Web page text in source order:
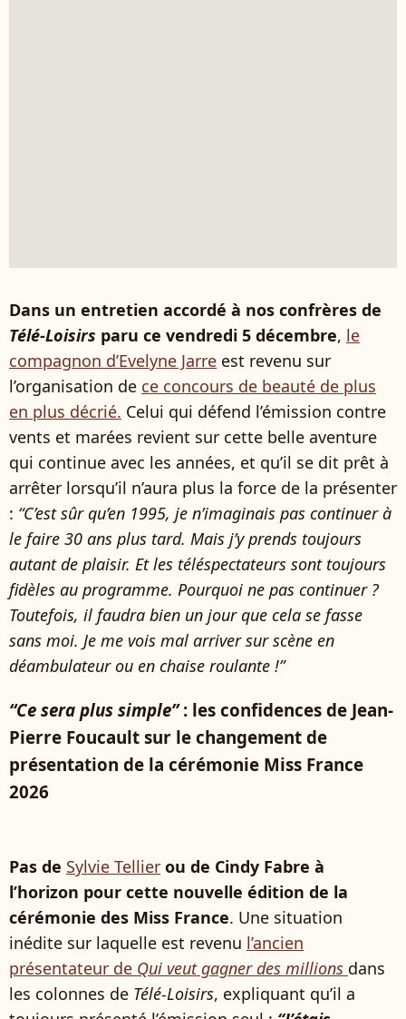
Dans un entretien accordé à nos confrères de
Télé-Loisirs paru ce vendredi 5 décembre, le
compagnon d’Evelyne Jarre est revenu sur
l’organisation de ce concours de beauté de plus
en plus décrié. Celui qui défend l’émission contre
vents et marées revient sur cette belle aventure
qui continue avec les années, et qu’il se dit prêt à
arrêter lorsqu’il n’aura plus la force de la présenter
: “C’est sûr qu’en 1995, je n’imaginais pas continuer à
le faire 30 ans plus tard. Mais j’y prends toujours
autant de plaisir. Et les téléspectateurs sont toujours
fidèles au programme. Pourquoi ne pas continuer ?
Toutefois, il faudra bien un jour que cela se fasse
sans moi. Je me vois mal arriver sur scène en
déambulateur ou en chaise roulante !”
“Ce sera plus simple”: les confidences de Jean-
Pierre Foucault sur le changement de
présentation de la cérémonie Miss France
2026
Pas de Sylvie Tellier ou de Cindy Fabre à
l’horizon pour cette nouvelle édition de la
cérémonie des Miss France. Une situation
inédite sur laquelle est revenu l’ancien
présentateur de Qui veut gagner des millions dans
les colonnes de Télé-Loisirs, expliquant qu’il a